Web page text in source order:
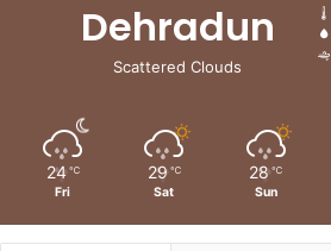
Dehradun
Scattered Clouds
24 ℃
Fri
29 ℃
Sat
28 ℃
Sun